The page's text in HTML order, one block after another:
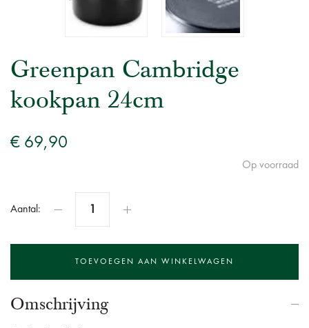
Greenpan Cambridge
kookpan 24cm
€ 69,90
Op voorraad
Aantal:
Omschrijving